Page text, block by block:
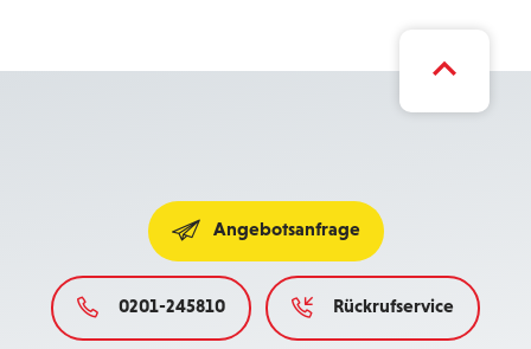
Angebotsanfrage
0201-245810 Rückrufservice